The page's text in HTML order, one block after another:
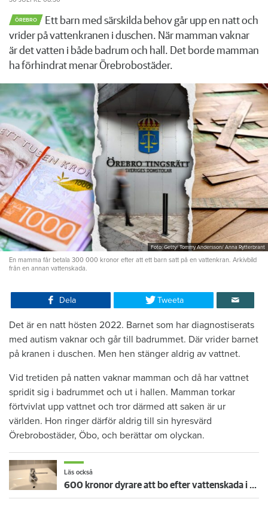
ÖREBRO
Ett barn med särskilda behov går upp en natt och
vrider på vattenkranen i duschen. När mamman vaknar
är det vatten i både badrum och hall. Det borde mamman
ha förhindrat menar Örebrobostäder.
Foto: Getty/ Tommy Andersson/ Anna Rytterbrant
En mamma får betala 300 000 kronor efter att ett barn satt på en vattenkran. Arkivbild
från en annan vattenskada.
Dela Tweeta
Det är en natt hösten 2022. Barnet som har diagnostiserats
med autism vaknar och går till badrummet. Där vrider barnet
på kranen i duschen. Men hen stänger aldrig av vattnet.
Vid tretiden på natten vaknar mamman och då har vattnet
spridit sig i badrummet och ut i hallen. Mamman torkar
förtvivlat upp vattnet och tror därmed att saken är ur
världen. Hon ringer därför aldrig till sin hyresvärd
Örebrobostäder, Öbo, och berättar om olyckan.
Läs också
600 kronor dyrare att bo efter vattenskada i Varberg